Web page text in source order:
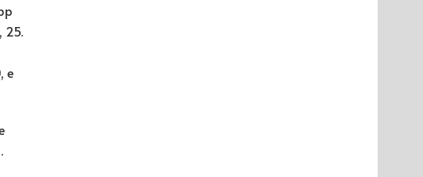
25.
e